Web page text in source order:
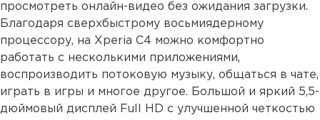
просмотреть онлайн-видео без ожидания загрузки.
Благодаря сверхбыстрому восьмиядерному
процессору, на Xperia C4 можно комфортно
работать с несколькими приложениями,
воспроизводить потоковую музыку, общаться в чате,
играть в игры и многое другое. Большой и яркий 5,5-
дюймовый дисплей Full HD с улучшенной четкостью